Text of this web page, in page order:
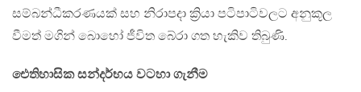
සම්බන්ධීකරණයක් සහ නිරාපදා ක්‍රියා පටිපාටිවලට අනුකූල
වීමත් මගින් බොහෝ ජීවිත බේරා ගත හැකිව තිබුණි.
ඓතිහාසික සන්දර්භය වටහා ගැනීම